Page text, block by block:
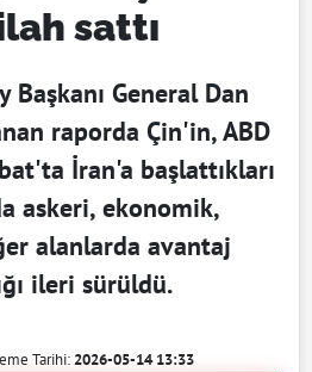
sattı
Başkanı General Dan
raporda Çin'in, ABD
İran'a başlattıkları
askeri, ekonomik,
alanlarda avantaj
ileri sürüldü.
Tarihi:2026-05-14 13:33